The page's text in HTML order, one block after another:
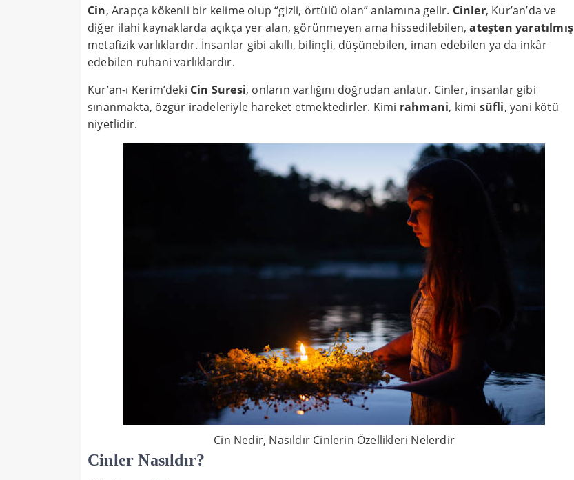
Cin, Arapça kökenli bir kelime olup “gizli, örtülü olan” anlamına gelir. Cinler, Kur’an’da ve
diğer ilahi kaynaklarda açıkça yer alan, görünmeyen ama hissedilebilen,ateşten yaratılmış
metafizik varlıklardır. İnsanlar gibi akıllı, bilinçli, düşünebilen, iman edebilen ya da inkâr
edebilen ruhani varlıklardır.
Kur’an-ı Kerim’deki Cin Suresi, onların varlığını doğrudan anlatır. Cinler, insanlar gibi
sınanmakta, özgür iradeleriyle hareket etmektedirler. Kimi rahmani, kimi süfli, yani kötü
niyetlidir.
Cin Nedir, Nasıldır Cinlerin Özellikleri Nelerdir
Cinler Nasıldır?